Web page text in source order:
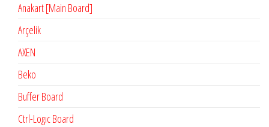
Anakart [Main Board]
Arçelik
AXEN
Beko
Buffer Board
Ctrl-Logıc Board